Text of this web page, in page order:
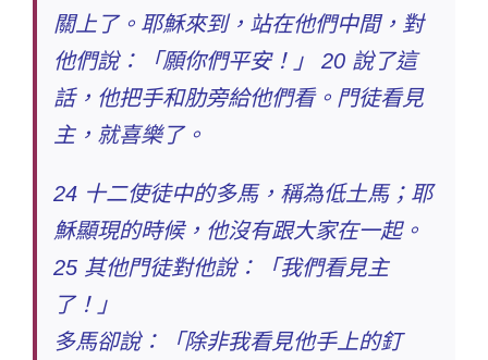
關上了。耶穌來到，站在他們中間，對
他們說：「願你們平安！」 20 說了這
話，他把手和肋旁給他們看。門徒看見
主，就喜樂了。
24 十二使徒中的多馬，稱為低土馬；耶
穌顯現的時候，他沒有跟大家在一起。
25 其他門徒對他說：「我們看見主
了！」
多馬卻說：「除非我看見他手上的釘